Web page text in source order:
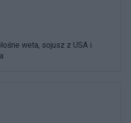
weta, sojusz z USA i